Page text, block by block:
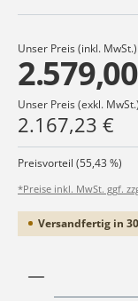
Unser Preis (inkl. MwSt.)
Unser Preis (exkl. MwSt.)
2.167,23 €
Preisvorteil (55,43 %)
*Preise inkl. MwSt. ggf.
Versandfertig in
Produkt